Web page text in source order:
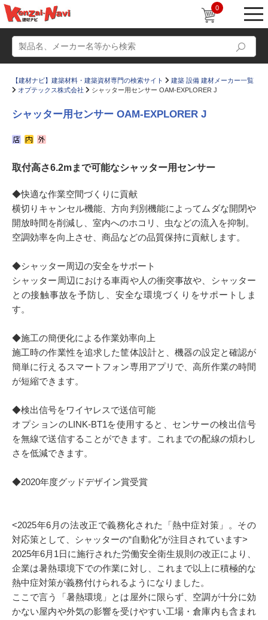
0
かたなび コラム
すまいリング
Q＆A 販売・施工代理店募集
お気に入り
【建材ナビ】建築材料・建築資材専門の検索サイト
建築 設備 建材メーカー一覧
オプテックス株式会社
シャッター用センサー OAM-EXPLORER J
シャッター用センサー OAM-EXPLORER J
取付高さ6.2mまで可能なシャッター用センサー
◆快適な作業空間づくりに貢献
横切りキャンセル機能、方向判別機能によってムダな開閉や
開放時間を削減し、室内へのホコリ、虫などの流入を抑制。
空調効率を向上させ、商品などの品質保持に貢献します。
◆シャッター周辺の安全をサポート
シャッター周辺における車両や人の衝突事故や、シャッター
との接触事故を予防し、安全な環境づくりをサポートしま
す。
◆施工の簡便化による作業効率向上
施工時の作業性を追求した筐体設計と、機器の設定と確認が
簡単に行えるスマートフォン専用アプリで、高所作業の時間
が短縮できます。
◆検出信号をワイヤレスで送信可能
オプションのLINK-BT1を使用すると、センサーの検出信号
を無線で送信することができます。これまでの配線の煩わし
さを低減できます。
◆2020年度グッドデザイン賞受賞
<2025年6月の法改正で義務化された「熱中症対策」。その
対応策として、シャッターの“自動化”が注目されています>
2025年6月1日に施行された労働安全衛生規則の改正により、
企業は暑熱環境下での作業に対し、これまで以上に積極的な
熱中症対策が義務付けられるようになりました。
ここで言う「暑熱環境」とは屋外に限らず、空調が十分に効
かない屋内や外気の影響を受けやすい工場・倉庫内も含まれ